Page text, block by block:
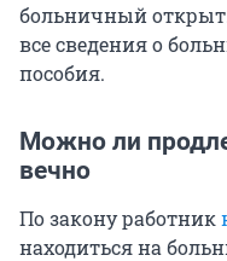
больничный
все сведения о
пособия.
Можно ли
вечно
По закону работник
находиться на